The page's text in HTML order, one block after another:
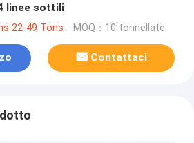
linee sottili
22-49 Tons MOQ：10 tonnellate
Contattaci